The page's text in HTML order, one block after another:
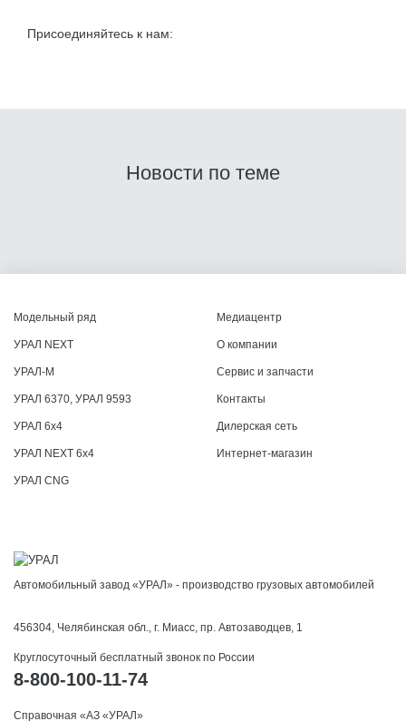
Присоединяйтесь к нам:
Новости по теме
Модельный ряд
УРАЛ NEXT
УРАЛ-М
УРАЛ 6370, УРАЛ 9593
УРАЛ 6x4
УРАЛ NEXT 6x4
УРАЛ CNG
Медиацентр
О компании
Сервис и запчасти
Контакты
Дилерская сеть
Интернет-магазин
Автомобильный завод «УРАЛ» - производство грузовых автомобилей
456304, Челябинская обл., г. Миасс, пр. Автозаводцев, 1
Круглосуточный бесплатный звонок по России
8-800-100-11-74
Справочная «АЗ «УРАЛ»